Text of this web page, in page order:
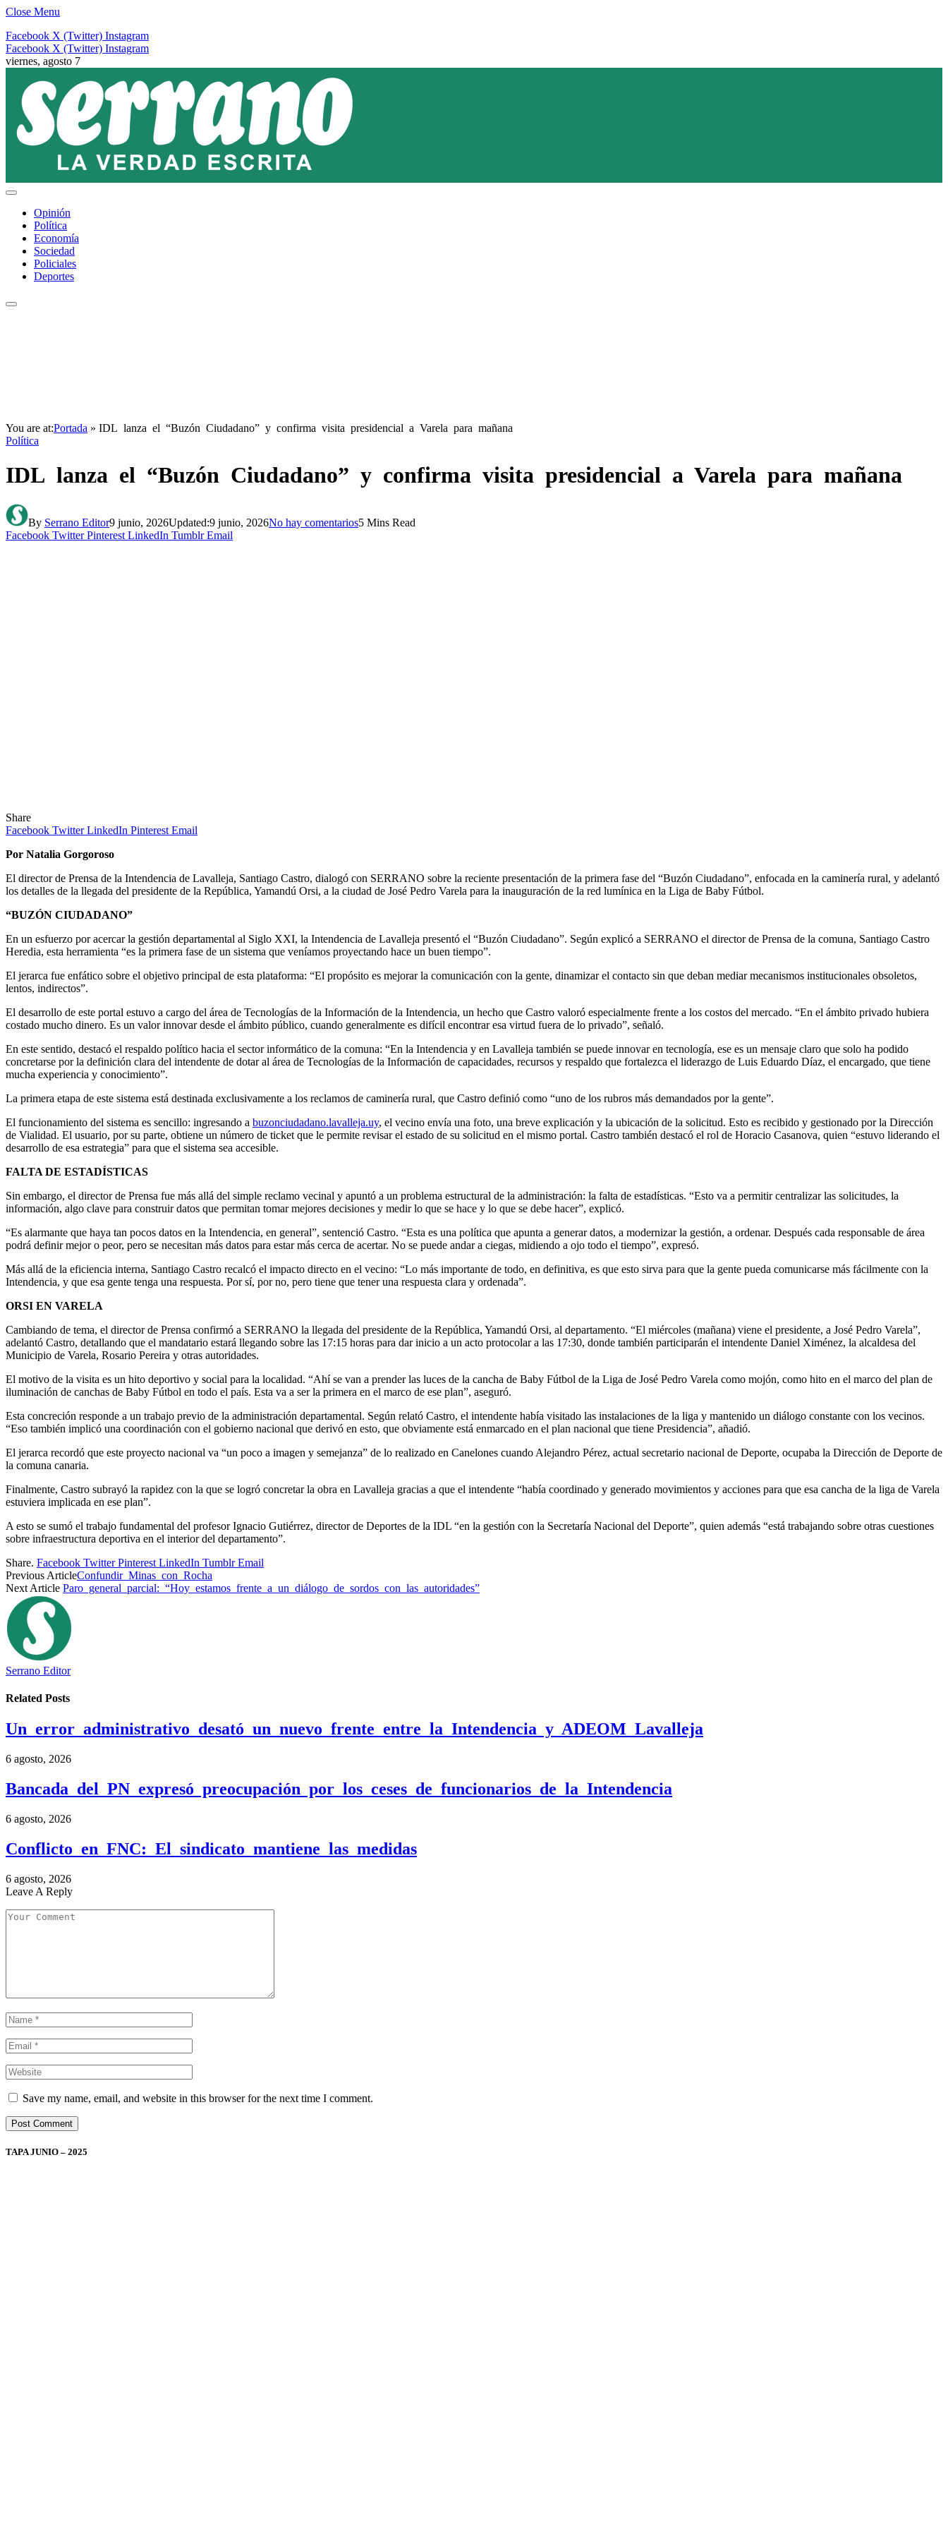
Close Menu
Facebook X (Twitter) Instagram
Facebook X (Twitter) Instagram
viernes, agosto 7
Opinión
Política
Economía
Sociedad
Policiales
Deportes
You are at:Portada » IDL lanza el “Buzón Ciudadano” y confirma visita presidencial a Varela para mañana
Política
IDL lanza el “Buzón Ciudadano” y confirma visita presidencial a Varela para mañana
By Serrano Editor9 junio, 2026Updated:9 junio, 2026No hay comentarios5 Mins Read
Facebook Twitter Pinterest LinkedIn Tumblr Email
Share
Facebook Twitter LinkedIn Pinterest Email
Por Natalia Gorgoroso
El director de Prensa de la Intendencia de Lavalleja, Santiago Castro, dialogó con SERRANO sobre la reciente presentación de la primera fase del “Buzón Ciudadano”, enfocada en la caminería rural, y adelantó
los detalles de la llegada del presidente de la República, Yamandú Orsi, a la ciudad de José Pedro Varela para la inauguración de la red lumínica en la Liga de Baby Fútbol.
“BUZÓN CIUDADANO”
En un esfuerzo por acercar la gestión departamental al Siglo XXI, la Intendencia de Lavalleja presentó el “Buzón Ciudadano”. Según explicó a SERRANO el director de Prensa de la comuna, Santiago Castro
Heredia, esta herramienta “es la primera fase de un sistema que veníamos proyectando hace un buen tiempo”.
El jerarca fue enfático sobre el objetivo principal de esta plataforma: “El propósito es mejorar la comunicación con la gente, dinamizar el contacto sin que deban mediar mecanismos institucionales obsoletos,
lentos, indirectos”.
El desarrollo de este portal estuvo a cargo del área de Tecnologías de la Información de la Intendencia, un hecho que Castro valoró especialmente frente a los costos del mercado. “En el ámbito privado hubiera
costado mucho dinero. Es un valor innovar desde el ámbito público, cuando generalmente es difícil encontrar esa virtud fuera de lo privado”, señaló.
En este sentido, destacó el respaldo político hacia el sector informático de la comuna: “En la Intendencia y en Lavalleja también se puede innovar en tecnología, ese es un mensaje claro que solo ha podido
concretarse por la definición clara del intendente de dotar al área de Tecnologías de la Información de capacidades, recursos y respaldo que fortalezca el liderazgo de Luis Eduardo Díaz, el encargado, que tiene
mucha experiencia y conocimiento”.
La primera etapa de este sistema está destinada exclusivamente a los reclamos de caminería rural, que Castro definió como “uno de los rubros más demandados por la gente”.
El funcionamiento del sistema es sencillo: ingresando a buzonciudadano.lavalleja.uy, el vecino envía una foto, una breve explicación y la ubicación de la solicitud. Esto es recibido y gestionado por la Dirección
de Vialidad. El usuario, por su parte, obtiene un número de ticket que le permite revisar el estado de su solicitud en el mismo portal. Castro también destacó el rol de Horacio Casanova, quien “estuvo liderando el
desarrollo de esa estrategia” para que el sistema sea accesible.
FALTA DE ESTADÍSTICAS
Sin embargo, el director de Prensa fue más allá del simple reclamo vecinal y apuntó a un problema estructural de la administración: la falta de estadísticas. “Esto va a permitir centralizar las solicitudes, la
información, algo clave para construir datos que permitan tomar mejores decisiones y medir lo que se hace y lo que se debe hacer”, explicó.
“Es alarmante que haya tan pocos datos en la Intendencia, en general”, sentenció Castro. “Esta es una política que apunta a generar datos, a modernizar la gestión, a ordenar. Después cada responsable de área
podrá definir mejor o peor, pero se necesitan más datos para estar más cerca de acertar. No se puede andar a ciegas, midiendo a ojo todo el tiempo”, expresó.
Más allá de la eficiencia interna, Santiago Castro recalcó el impacto directo en el vecino: “Lo más importante de todo, en definitiva, es que esto sirva para que la gente pueda comunicarse más fácilmente con la
Intendencia, y que esa gente tenga una respuesta. Por sí, por no, pero tiene que tener una respuesta clara y ordenada”.
ORSI EN VARELA
Cambiando de tema, el director de Prensa confirmó a SERRANO la llegada del presidente de la República, Yamandú Orsi, al departamento. “El miércoles (mañana) viene el presidente, a José Pedro Varela”,
adelantó Castro, detallando que el mandatario estará llegando sobre las 17:15 horas para dar inicio a un acto protocolar a las 17:30, donde también participarán el intendente Daniel Ximénez, la alcaldesa del
Municipio de Varela, Rosario Pereira y otras autoridades.
El motivo de la visita es un hito deportivo y social para la localidad. “Ahí se van a prender las luces de la cancha de Baby Fútbol de la Liga de José Pedro Varela como mojón, como hito en el marco del plan de
iluminación de canchas de Baby Fútbol en todo el país. Esta va a ser la primera en el marco de ese plan”, aseguró.
Esta concreción responde a un trabajo previo de la administración departamental. Según relató Castro, el intendente había visitado las instalaciones de la liga y mantenido un diálogo constante con los vecinos.
“Eso también implicó una coordinación con el gobierno nacional que derivó en esto, que obviamente está enmarcado en el plan nacional que tiene Presidencia”, añadió.
El jerarca recordó que este proyecto nacional va “un poco a imagen y semejanza” de lo realizado en Canelones cuando Alejandro Pérez, actual secretario nacional de Deporte, ocupaba la Dirección de Deporte de
la comuna canaria.
Finalmente, Castro subrayó la rapidez con la que se logró concretar la obra en Lavalleja gracias a que el intendente “había coordinado y generado movimientos y acciones para que esa cancha de la liga de Varela
estuviera implicada en ese plan”.
A esto se sumó el trabajo fundamental del profesor Ignacio Gutiérrez, director de Deportes de la IDL “en la gestión con la Secretaría Nacional del Deporte”, quien además “está trabajando sobre otras cuestiones
sobre infraestructura deportiva en el interior del departamento”.
Share. Facebook Twitter Pinterest LinkedIn Tumblr Email
Previous ArticleConfundir Minas con Rocha
Next Article Paro general parcial: “Hoy estamos frente a un diálogo de sordos con las autoridades”
Serrano Editor
Related Posts
Un error administrativo desató un nuevo frente entre la Intendencia y ADEOM Lavalleja
6 agosto, 2026
Bancada del PN expresó preocupación por los ceses de funcionarios de la Intendencia
6 agosto, 2026
Conflicto en FNC: El sindicato mantiene las medidas
6 agosto, 2026
Leave A Reply
Save my name, email, and website in this browser for the next time I comment.
TAPA JUNIO – 2025